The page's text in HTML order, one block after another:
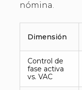
nómina.
Dimensión
Control de
fase activa
vs. VAC